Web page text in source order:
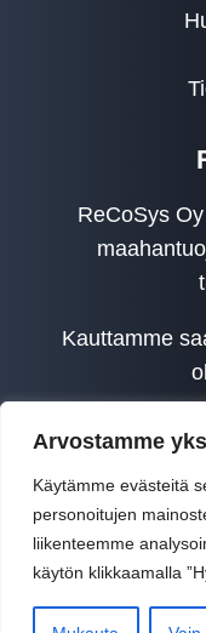
Arvostamme
Käytämme evästeitä
personoitujen
liikenteemme
käytön klikkaamalla
ReCoSys
Kauttamme
Recosys Oy